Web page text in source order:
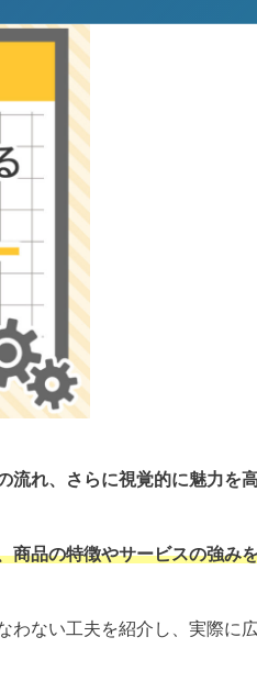
流れ、さらに視覚的に魅力を
商品の特徴やサービスの強み
わない工夫を紹介し、実際に